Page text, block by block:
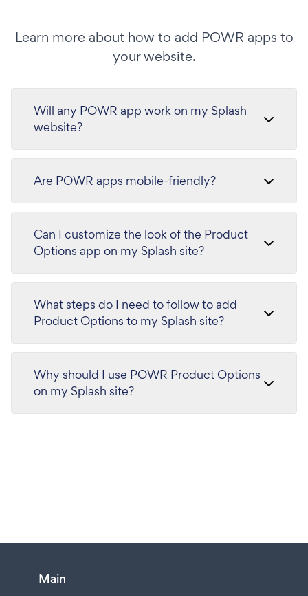
Learn more about how to add POWR apps to
your website.
Will any POWR app work on my Splash
website?
Are POWR apps mobile-friendly?
Can I customize the look of the Product
Options app on my Splash site?
What steps do I need to follow to add
Product Options to my Splash site?
Why should I use POWR Product Options
on my Splash site?
Main